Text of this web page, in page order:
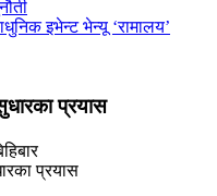
इभेन्ट भेन्यू ‘रामालय’
प्रयास